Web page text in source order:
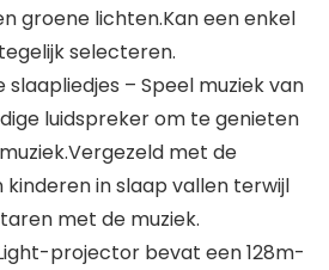
groene lichten.Kan een enkel
selecteren.
– Speel muziek van
luidspreker om te genieten
met de
in slaap vallen terwijl
met de muziek.
projector bevat een 128m-